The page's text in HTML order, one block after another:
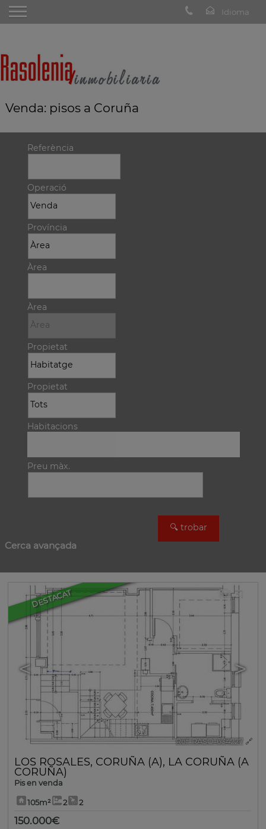
Venda: pisos a Coruña
Referència
Operació
Província
Àrea
Àrea
Propietat
Propietat
Habitacions
Preu màx.
Cerca avançada
DESTACAT
< >
31
Ref. RASO-634227 🔗
LOS ROSALES, CORUÑA (A), LA CORUÑA (A
CORUÑA)
Pis en venda
105m² 2 2
150.000€